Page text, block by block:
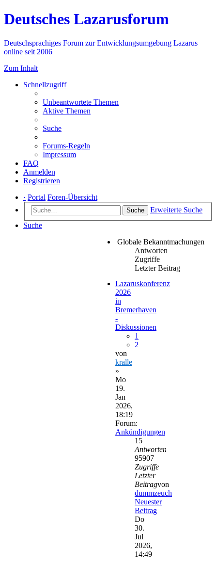
Deutsches Lazarusforum
Deutschsprachiges Forum zur Entwicklungsumgebung Lazarus
online seit 2006
Zum Inhalt
Schnellzugriff
Unbeantwortete Themen
Aktive Themen
Suche
Forums-Regeln
Impressum
FAQ
Anmelden
Registrieren
· Portal Foren-Übersicht
Suche
Erweiterte Suche
Suche
Globale Bekanntmachungen
Antworten
Zugriffe
Letzter Beitrag
Lazaruskonferenz
2026
in
Bremerhaven
-
Diskussionen
1
2
von
kralle
»
Mo
19.
Jan
2026,
18:19
Forum:
Ankündigungen
15
Antworten
95907
Zugriffe
Letzter
Beitragvon
dummzeuch
Neuester
Beitrag
Do
30.
Jul
2026,
14:49